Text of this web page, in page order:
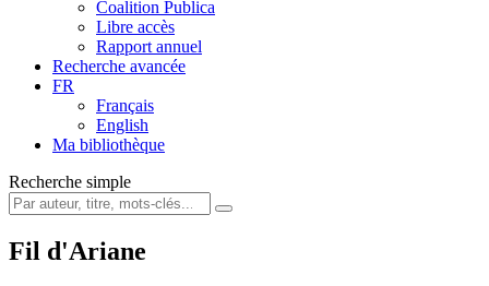
Coalition Publica
Libre accès
Rapport annuel
Recherche avancée
FR
Français
English
Ma bibliothèque
Recherche simple
Fil d'Ariane